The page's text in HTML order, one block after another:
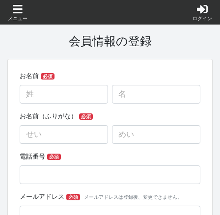
メニュー ログイン
会員情報の登録
お名前 必須
お名前（ふりがな） 必須
電話番号 必須
メールアドレス 必須 メールアドレスは登録後、変更できません。